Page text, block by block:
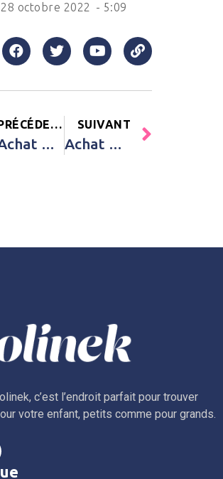
28 octobre 2022 - 5:09
PRÉCÉDENT
Achat Chaise haute évolutive Filou vert mint Geuther Vert d’eau Enfant
SUIVANT
Achat Lot de 2 bavoirs en silicone Bib’isy Babymoov Vert Enfant
c’est l’endroit parfait pour trouver
votre enfant, petits comme pour grands.